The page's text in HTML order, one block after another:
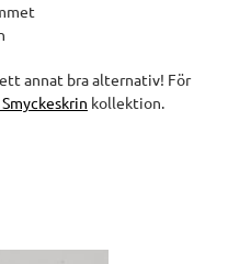
annat bra alternativ! För
Smyckeskrin kollektion.